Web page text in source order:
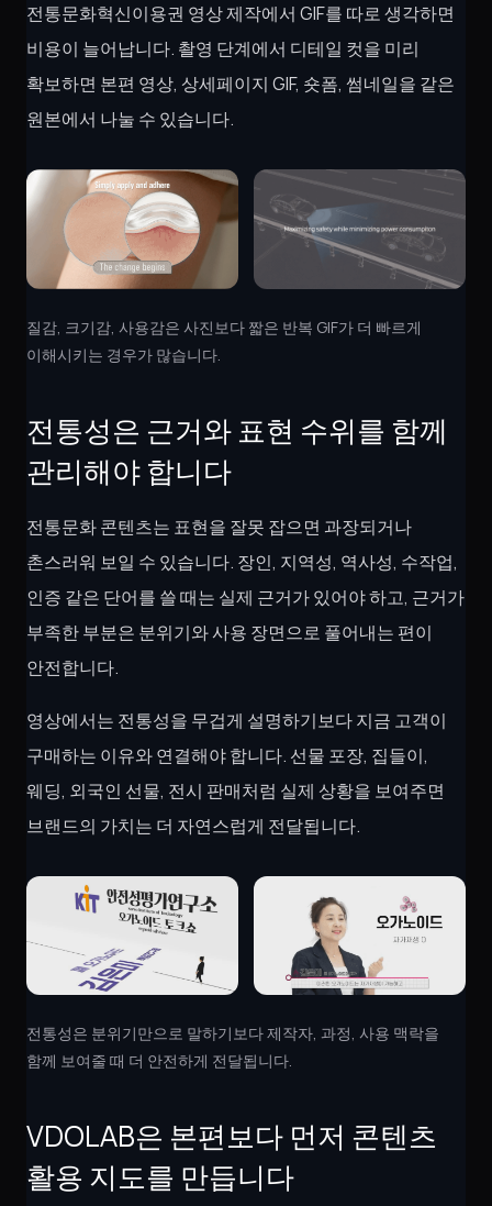
전통문화혁신이용권 영상 제작에서 GIF를 따로 생각하면
비용이 늘어납니다. 촬영 단계에서 디테일 컷을 미리
확보하면 본편 영상, 상세페이지 GIF, 숏폼, 썸네일을 같은
원본에서 나눌 수 있습니다.
질감, 크기감, 사용감은 사진보다 짧은 반복 GIF가 더 빠르게
이해시키는 경우가 많습니다.
전통성은 근거와 표현 수위를 함께
관리해야 합니다
전통문화 콘텐츠는 표현을 잘못 잡으면 과장되거나
촌스러워 보일 수 있습니다. 장인, 지역성, 역사성, 수작업,
인증 같은 단어를 쓸 때는 실제 근거가 있어야 하고, 근거가
부족한 부분은 분위기와 사용 장면으로 풀어내는 편이
안전합니다.
영상에서는 전통성을 무겁게 설명하기보다 지금 고객이
구매하는 이유와 연결해야 합니다. 선물 포장, 집들이,
웨딩, 외국인 선물, 전시 판매처럼 실제 상황을 보여주면
브랜드의 가치는 더 자연스럽게 전달됩니다.
전통성은 분위기만으로 말하기보다 제작자, 과정, 사용 맥락을
함께 보여줄 때 더 안전하게 전달됩니다.
VDOLAB은 본편보다 먼저 콘텐츠
활용 지도를 만듭니다